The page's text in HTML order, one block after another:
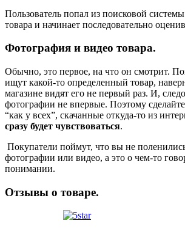
Пользователь попал из поисковой
товара и начинает последовательно
Фотография и видео товара.
Обычно, это первое, на что он смотрит.
ищут какой-то определенный товар,
магазине видят его не первый раз. И,
фотографии не впервые. Поэтому
“как у всех”, скачанные откуда-то из
сразу будет чувствоваться.
Покупатели поймут, что вы не
фотографии или видео, а это о чем-то
понимании.
Отзывы о товаре.